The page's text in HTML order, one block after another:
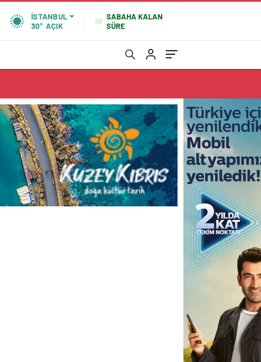
İSTANBUL
30° AÇIK
SABAHA KALAN
SÜRE